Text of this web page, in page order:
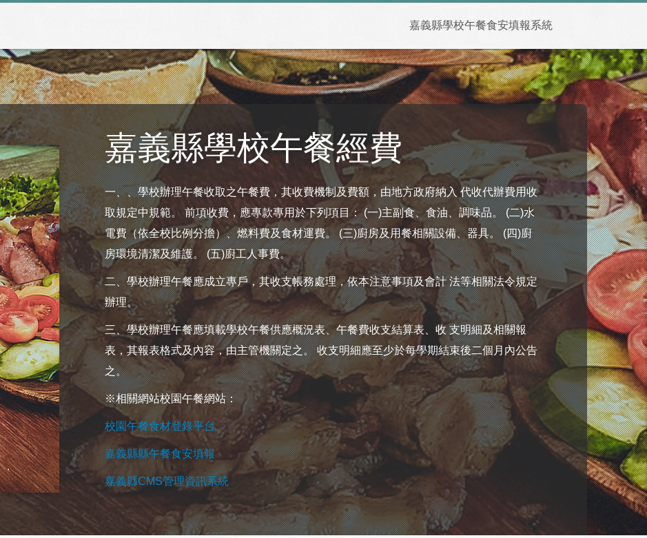
嘉義縣學校午餐食安填報系統
嘉義縣學校午餐經費
一、、學校辦理午餐收取之午餐費，其收費機制及費額，由地方政府納入 代收代辦費用收
取規定中規範。 前項收費，應專款專用於下列項目： (一)主副食、食油、調味品。 (二)水
電費（依全校比例分擔）、燃料費及食材運費。 (三)廚房及用餐相關設備、器具。 (四)廚
房環境清潔及維護。 (五)廚工人事費。
二、學校辦理午餐應成立專戶，其收支帳務處理，依本注意事項及會計 法等相關法令規定
辦理。
三、學校辦理午餐應填載學校午餐供應概況表、午餐費收支結算表、收 支明細及相關報
表，其報表格式及內容，由主管機關定之。 收支明細應至少於每學期結束後二個月內公告
之。
※相關網站校園午餐網站：
校園午餐食材登錄平台
嘉義縣縣午餐食安填報
嘉義縣CMS管理資訊系統